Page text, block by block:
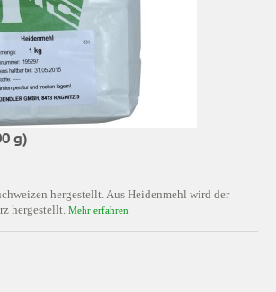
g)
hergestellt. Aus Heidenmehl wird der
hergestellt. Mehr erfahren